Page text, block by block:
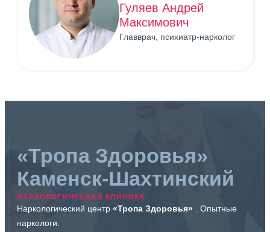
Гуляев Андрей
Максимович
Главврач, психиатр-нарколог
«Тропа Здоровья»
Каменск-Шахтинский
НАРКОЛОГИЧЕСКАЯ КЛИНИКА
Наркологический центр «Тропа Здоровья» . Опытные
наркологи.